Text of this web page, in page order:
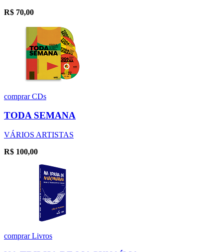
R$ 70,00
comprarCDs
TODA SEMANA
VÁRIOS ARTISTAS
R$ 100,00
comprarLivros